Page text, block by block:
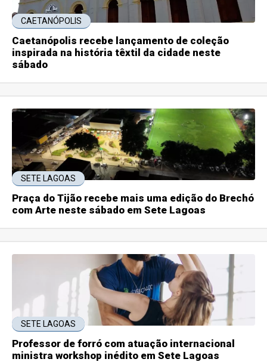
CAETANÓPOLIS
Caetanópolis recebe lançamento de coleção
inspirada na história têxtil da cidade neste
sábado
SETE LAGOAS
Praça do Tijão recebe mais uma edição do Brechó
com Arte neste sábado em Sete Lagoas
SETE LAGOAS
Professor de forró com atuação internacional
ministra workshop inédito em Sete Lagoas